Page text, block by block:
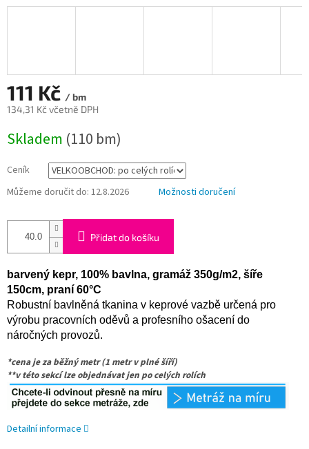
111 Kč / bm
134,31 Kč včetně DPH
cena:
Skladem (110 bm)
Ceník
Můžeme doručit do: 12.8.2026 Možnosti doručení
Přidat do košíku
barvený kepr, 100% bavlna, gramáž 350g/m2, šíře
150cm, praní 60°C
Robustní bavlněná tkanina v keprové vazbě určená pro
výrobu pracovních oděvů a profesního ošacení do
náročných provozů.
*cena je za běžný metr (1 metr v plné šíří)
**v této sekcí lze objednávat jen po celých rolích
Detailní informace